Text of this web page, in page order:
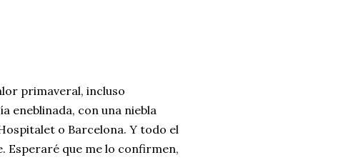
primaveral, incluso
eneblinada, con una niebla
o Barcelona. Y todo el
Esperaré que me lo confirmen,